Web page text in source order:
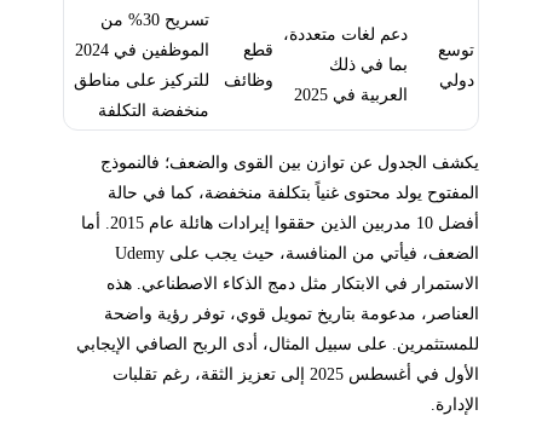
توسع
دولي
دعم لغات متعددة،
بما في ذلك
العربية في 2025
قطع
وظائف
تسريح 30% من
الموظفين في 2024
للتركيز على مناطق
منخفضة التكلفة
يكشف الجدول عن توازن بين القوى والضعف؛ فالنموذج
المفتوح يولد محتوى غنياً بتكلفة منخفضة، كما في حالة
أفضل 10 مدربين الذين حققوا إيرادات هائلة عام 2015. أما
الضعف، فيأتي من المنافسة، حيث يجب على Udemy
الاستمرار في الابتكار مثل دمج الذكاء الاصطناعي. هذه
العناصر، مدعومة بتاريخ تمويل قوي، توفر رؤية واضحة
للمستثمرين. على سبيل المثال، أدى الربح الصافي الإيجابي
الأول في أغسطس 2025 إلى تعزيز الثقة، رغم تقلبات
الإدارة.